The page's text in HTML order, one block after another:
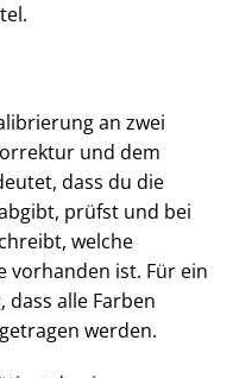
an zwei
und dem
dass du die
prüfst und bei
welche
vorhanden ist. Für ein
dass alle Farben
werden.